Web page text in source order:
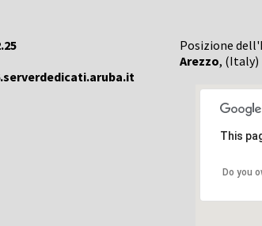
Posizione
Arezzo, (Italy)
This
Do you